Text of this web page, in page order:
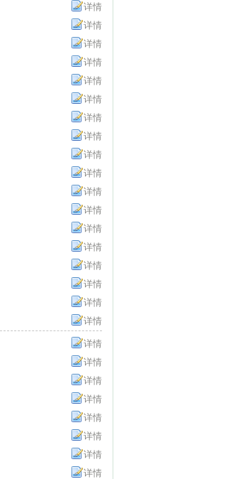
详情
详情
详情
详情
详情
详情
详情
详情
详情
详情
详情
详情
详情
详情
详情
详情
详情
详情
详情
详情
详情
详情
详情
详情
详情
详情